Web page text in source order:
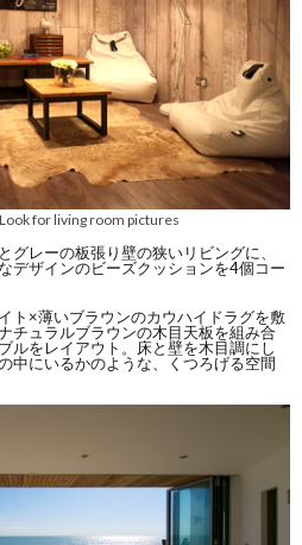
Look for living room pictures
グレーの板張り壁の狭いリビングに、
デザインのビーズクッションを4個コー
ト×薄いブラウンのカウハイドラグを敷
チュラルブラウンの木目天板を組み合
ルをレイアウト。床と壁を木目調にし
中にいるかのような、くつろげる空間